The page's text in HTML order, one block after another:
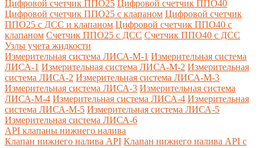
Цифровой счетчик ППО25 Цифровой счетчик ППО40
Цифровой счетчик ППО25 с клапаном Цифровой счетчик
ППО25 с ДСС и клапаном Цифровой счетчик ППО40 с
клапаном Счетчик ППО25 с ДСС Счетчик ППО40 с ДСС
Узлы учета жидкости
Измерительная система ЛИСА-М-1 Измерительная система
ЛИСА-1 Измерительная система ЛИСА-М-2 Измерительная
система ЛИСА-2 Измерительная система ЛИСА-М-3
Измерительная система ЛИСА-3 Измерительная система
ЛИСА-М-4 Измерительная система ЛИСА-4 Измерительная
система ЛИСА-М-5 Измерительная система ЛИСА-5
Измерительная система ЛИСА-6
API клапаны нижнего налива
Клапан нижнего налива API Клапан нижнего налива API с